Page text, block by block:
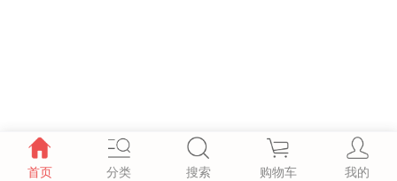
首页 分类 搜索 购物车 我的